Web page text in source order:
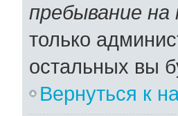
пребывание
только
остальных вы
Вернуться к